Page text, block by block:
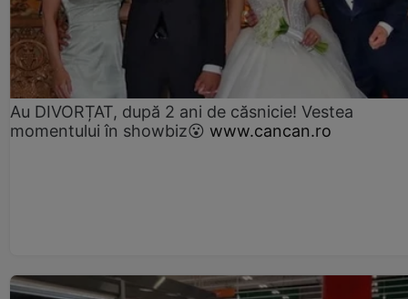
Au DIVORȚAT, după 2 ani de căsnicie! Vestea
momentului în showbiz😮 www.cancan.ro